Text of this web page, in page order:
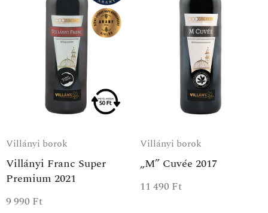
Villányi borok
Villányi Franc Super
Premium 2021
9 990 Ft
Villányi borok
„M” Cuvée 2017
11 490 Ft